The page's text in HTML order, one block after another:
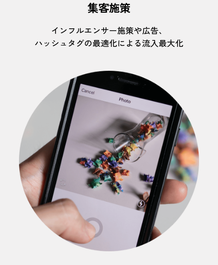
集客施策
インフルエンサー施策や広告、
ハッシュタグの最適化による流入最大化